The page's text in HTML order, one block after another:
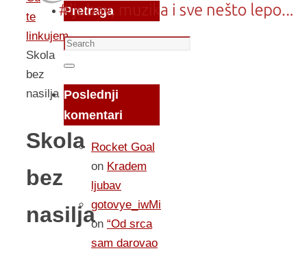
te
linkujem...
Skola
bez
nasilja
Skola
bez
nasilja
Pretraga
Search
for:
Search
Poslednji
komentari
Rocket Goal
on Kradem
ljubav
gotovye_iwMi
on “Od srca
sam darovao